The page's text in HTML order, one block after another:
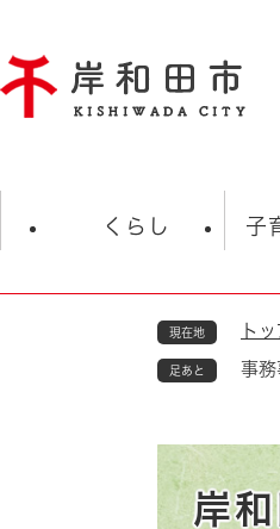
ジ
の
くらし
ごみ・衛生・動物
防災・防犯
子
現在地 ト
足あと 事務
岸